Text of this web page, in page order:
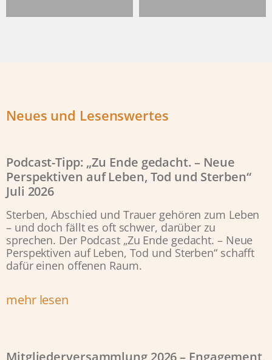
Neues und Lesenswertes
Podcast-Tipp: „Zu Ende gedacht. – Neue
Perspektiven auf Leben, Tod und Sterben“
Juli 2026
Sterben, Abschied und Trauer gehören zum Leben
– und doch fällt es oft schwer, darüber zu
sprechen. Der Podcast „Zu Ende gedacht. – Neue
Perspektiven auf Leben, Tod und Sterben“ schafft
dafür einen offenen Raum.
mehr lesen
Mitgliederversammlung 2026 – Engagement,